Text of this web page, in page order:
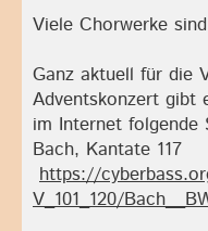
Viele Chorwerke
Ganz aktuell für die
Adventskonzert gibt
im Internet folgende
Bach, Kantate 117
https://
V_101_120/